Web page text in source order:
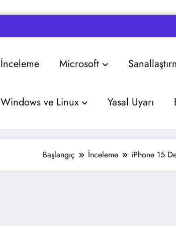
İnceleme Microsoft
Windows ve Linux Yasal Uyarı
Başlangıç İnceleme iPhone 15